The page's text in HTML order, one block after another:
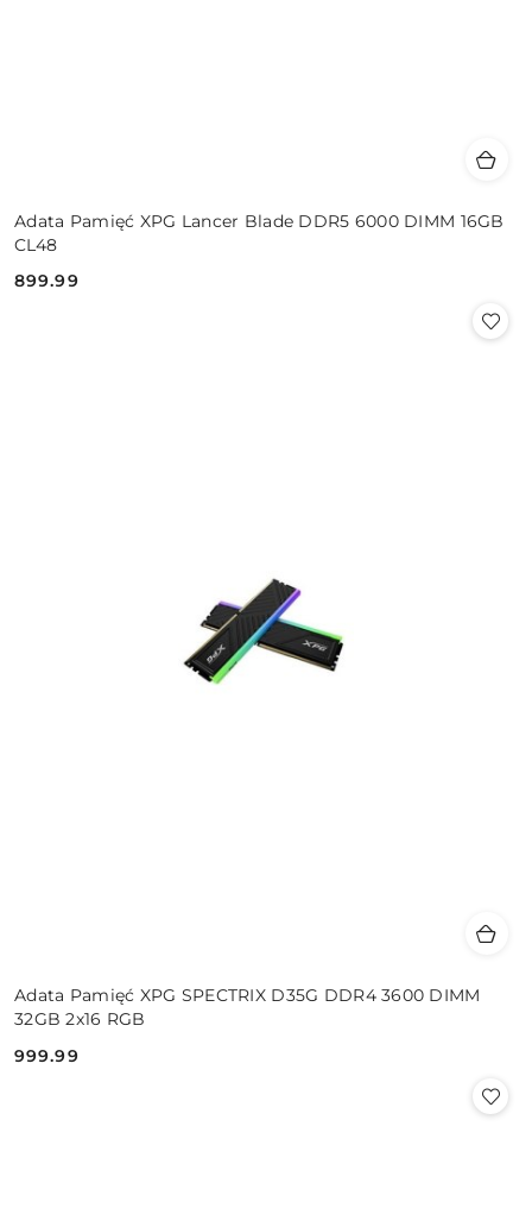
Adata Pamięć XPG Lancer Blade DDR5 6000 DIMM 16GB
CL48
Cena:
899.99
Adata Pamięć XPG SPECTRIX D35G DDR4 3600 DIMM
32GB 2x16 RGB
Cena:
999.99